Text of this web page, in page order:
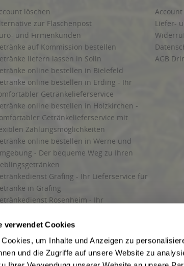
verwendet Cookies
um Inhalte und Anzeigen zu
und die Zugriffe auf unsere Website zu
löschen
zur Flaschenpost
und Firmenkunden
auf Kommission bestellen
liefern lassen in Solln
online bestellen in Bielefeld
online bestellen in Erding - Ihr
Getränkelieferservice
online bestellen in Holzkirchen -
Getränkelieferservice mit
Zahlungsmöglichkeiten
online bestellen in Werne und
- Der bequeme Weg zu Ihren
Grafing - Ihr Lieferservice für
in Grafing
Rosenheim - Ihr
Umgebung
für Getränke
Liefer-
AGB